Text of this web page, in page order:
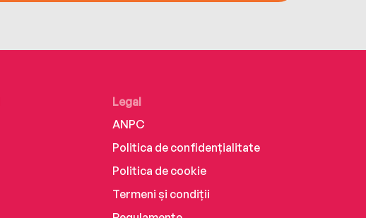
Legal
ANPC
Politica de confidențialitate
Politica de cookie
Termeni și condiții